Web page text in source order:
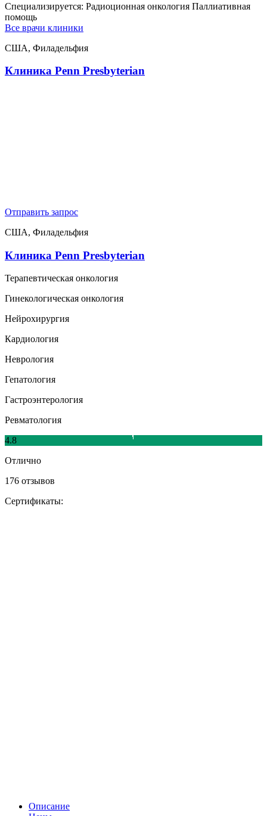
Специализируется: Радиоционная онкология Паллиативная
помощь
Все врачи клиники
США, Филадельфия
Клиника Penn Presbyterian
Отправить запрос
США, Филадельфия
Клиника Penn Presbyterian
Терапевтическая онкология
Гинекологическая онкология
Нейрохирургия
Кардиология
Неврология
Гепатология
Гастроэнтерология
Ревматология
4.8
Отлично
176 отзывов
Сертификаты:
Описание